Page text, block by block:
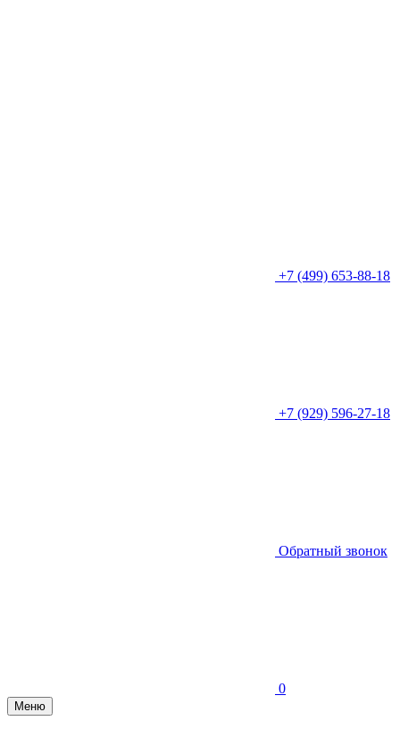
+7 (499) 653-88-18
+7 (929) 596-27-18
Обратный звонок
0
Меню